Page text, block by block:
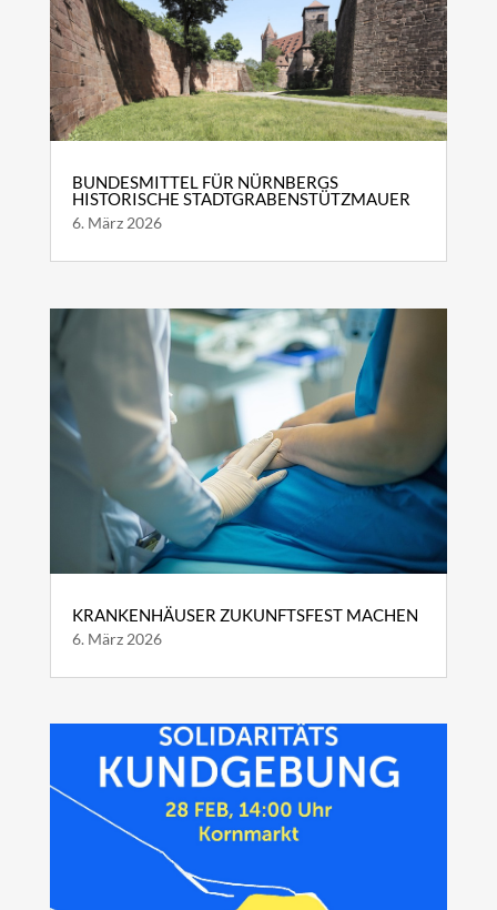
BUNDESMITTEL FÜR NÜRNBERGS
HISTORISCHE STADTGRABENSTÜTZMAUER
6. März 2026
KRANKENHÄUSER ZUKUNFTSFEST MACHEN
6. März 2026